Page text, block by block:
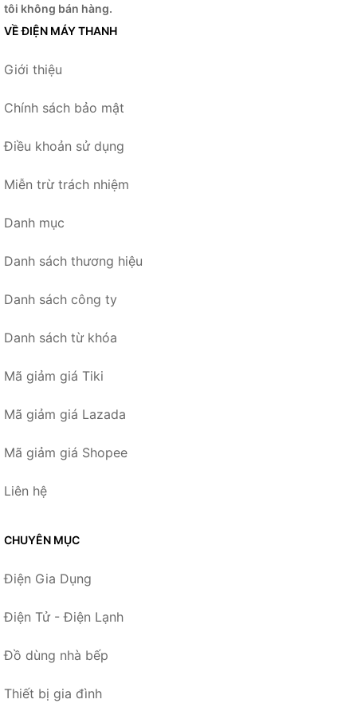
tôi không bán hàng.
VỀ ĐIỆN MÁY THANH
Giới thiệu
Chính sách bảo mật
Điều khoản sử dụng
Miễn trừ trách nhiệm
Danh mục
Danh sách thương hiệu
Danh sách công ty
Danh sách từ khóa
Mã giảm giá Tiki
Mã giảm giá Lazada
Mã giảm giá Shopee
Liên hệ
CHUYÊN MỤC
Điện Gia Dụng
Điện Tử - Điện Lạnh
Đồ dùng nhà bếp
Thiết bị gia đình